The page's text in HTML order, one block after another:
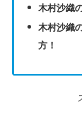
木村沙織
木村沙織
方！